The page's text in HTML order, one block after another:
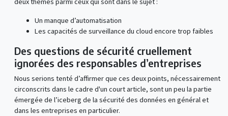
Un manque d’automatisation
Les capacités de surveillance du cloud encore trop faibles
Des questions de sécurité cruellement
ignorées des responsables d’entreprises
Nous serions tenté d’affirmer que ces deux points, nécessairement
circonscrits dans le cadre d'un court article, sont un peu la partie
émergée de l’iceberg de la sécurité des données en général et
dans les entreprises en particulier.